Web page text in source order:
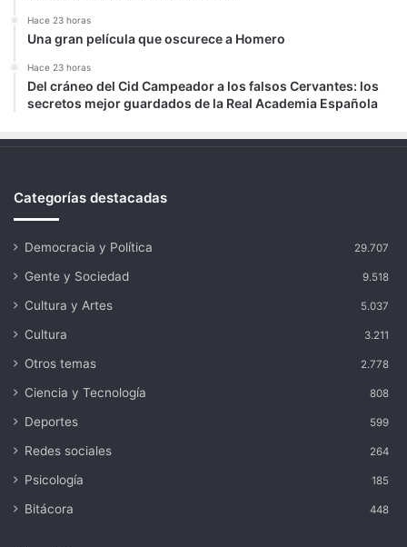
Hace 23 horas
Una gran película que oscurece a Homero
Hace 23 horas
Del cráneo del Cid Campeador a los falsos Cervantes: los
secretos mejor guardados de la Real Academia Española
Categorías destacadas
Democracia y Política 29.707
Gente y Sociedad 9.518
Cultura y Artes 5.037
Cultura 3.211
Otros temas 2.778
Ciencia y Tecnología 808
Deportes 599
Redes sociales 264
Psicología 185
Bitácora 448